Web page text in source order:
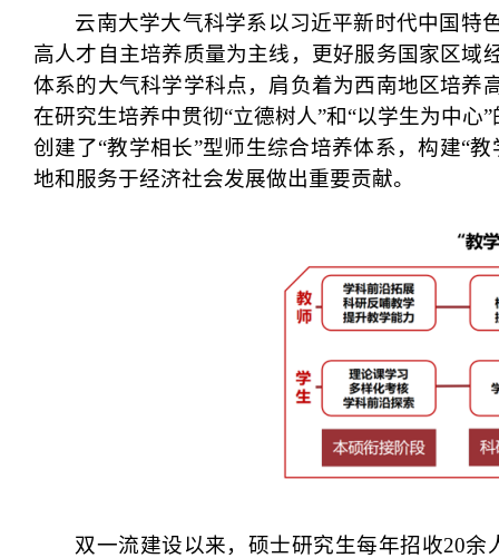
云南大学大气科学系以习近平新时代中国特
高人才自主培养质量为主线，更好服务国家区域
体系的大气科学学科点，肩负着为西南地区培养
在研究生培养中贯彻“立德树人”和“以学生为中
创建了“教学相长”型师生综合培养体系，构建“
地和服务于经济社会发展做出重要贡献。
双一流建设以来，硕士研究生每年招收20余